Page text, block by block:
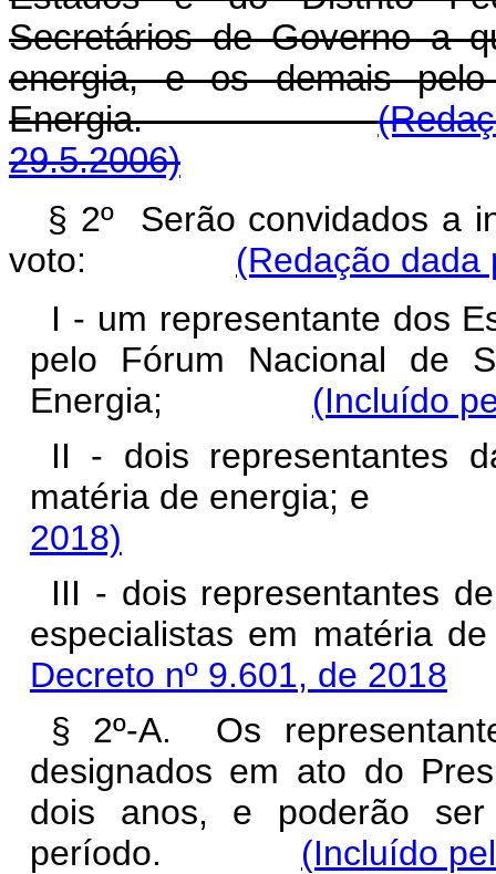
Secretários de Governo a
energia, e os demais
Energia.
29.5.2006)
§ 2º Serão convidados a
voto: (Redação dada
I - um representante dos
pelo Fórum Nacional de
Energia; (Incluído
II - dois representantes
matéria de energia;
2018)
III - dois representantes
especialistas em
Decreto nº 9.601, de 2018
§ 2º-A. Os
designados em ato do
dois anos, e poderão
período. (Incluído